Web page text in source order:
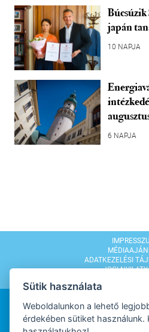
japán
10 NAPJA
6 NAPJA
ADATKEZELÉSI
JOGI
Sütik használata
Weboldalunkon a lehető
érdekében sütiket használunk.